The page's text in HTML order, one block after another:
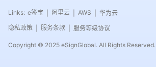
Links: e签宝 阿里云 AWS
华为云
隐私政策
服务条款 服务等级协议
Copyright © 2025 eSignGlobal. All Rights Reserved.